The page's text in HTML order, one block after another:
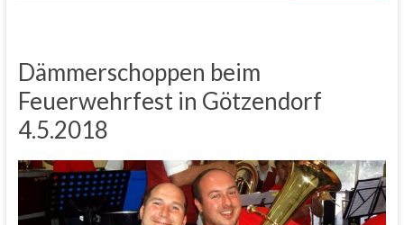
Dämmerschoppen beim
Feuerwehrfest in Götzendorf
4.5.2018